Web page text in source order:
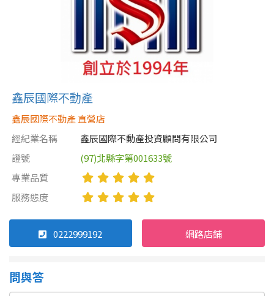
5房以上
5-10 年
20-30 年 30-40 年
40 年以上
鑫辰國際不動產
鑫辰國際不動產 直營店
經紀業名稱
鑫辰國際不動產投資顧問有限公司
證號
(97)北縣字第001633號
專業品質
服務態度
0222999192 網路店鋪
問與答